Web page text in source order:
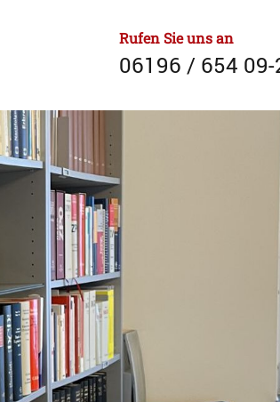
Rufen Sie uns an
06196 / 654 09-